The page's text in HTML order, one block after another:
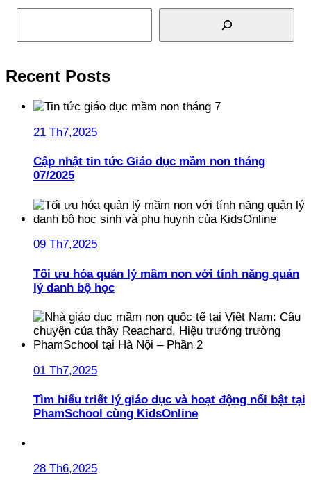
Tìm kiếm
Recent Posts
21 Th7,2025
Cập nhật tin tức Giáo dục mầm non tháng
07/2025
09 Th7,2025
Tối ưu hóa quản lý mầm non với tính năng quản
lý danh bộ học
01 Th7,2025
Tìm hiểu triết lý giáo dục và hoạt động nổi bật tại
PhamSchool cùng KidsOnline
28 Th6,2025